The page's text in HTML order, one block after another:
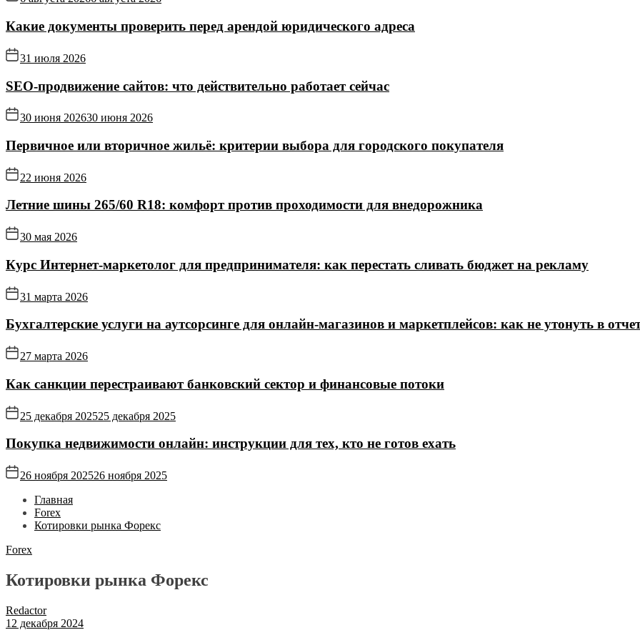
Какие документы проверить перед арендой юридического адреса
31 июля 2026
SEO-продвижение сайтов: что действительно работает сейчас
30 июня 202630 июня 2026
Первичное или вторичное жильё: критерии выбора для городского покупателя
22 июня 2026
Летние шины 265/60 R18: комфорт против проходимости для внедорожника
30 мая 2026
Курс Интернет‑маркетолог для предпринимателя: как перестать сливать бюджет на рекламу
31 марта 2026
Бухгалтерские услуги на аутсорсинге для онлайн‑магазинов и маркетплейсов: как не утонуть в
27 марта 2026
Как санкции перестраивают банковский сектор и финансовые потоки
25 декабря 202525 декабря 2025
Покупка недвижимости онлайн: инструкции для тех, кто не готов ехать
26 ноября 202526 ноября 2025
Главная
Forex
Котировки рынка Форекс
Forex
Котировки рынка Форекс
Redactor
12 декабря 2024